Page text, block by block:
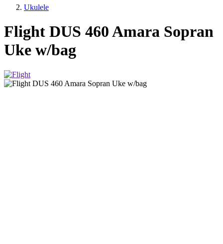
Ukulele
Flight DUS 460 Amara Sopran
Uke w/bag